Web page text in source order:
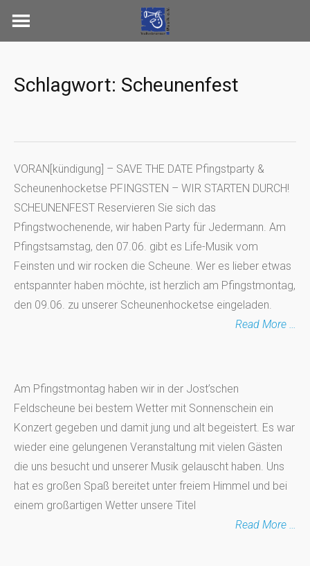
Schlagwort: Scheunenfest
VORAN[kündigung] – SAVE THE DATE Pfingstparty &
Scheunenhocketse PFINGSTEN – WIR STARTEN DURCH!
SCHEUNENFEST Reservieren Sie sich das
Pfingstwochenende, wir haben Party für Jedermann. Am
Pfingstsamstag, den 07.06. gibt es Life-Musik vom
Feinsten und wir rocken die Scheune. Wer es lieber etwas
entspannter haben möchte, ist herzlich am Pfingstmontag,
den 09.06. zu unserer Scheunenhocketse eingeladen.
Read More …
Am Pfingstmontag haben wir in der Jost’schen
Feldscheune bei bestem Wetter mit Sonnenschein ein
Konzert gegeben und damit jung und alt begeistert. Es war
wieder eine gelungenen Veranstaltung mit vielen Gästen
die uns besucht und unserer Musik gelauscht haben. Uns
hat es großen Spaß bereitet unter freiem Himmel und bei
einem großartigen Wetter unsere Titel
Read More …